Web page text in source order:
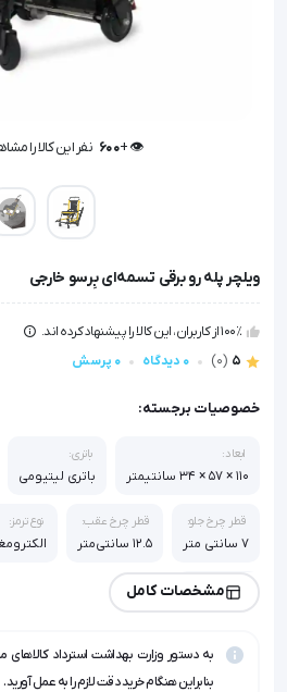
👁️ +
600 نفر این کالا را
ویلچر پله رو برقی تسمه‌ای بِرسو خارجی
100٪ از کاربران، این کالا را پیشنهاد کرده اند.
5
(0) 0 دیدگاه 0 پرسش
خصوصیات برجسته:
ابعاد:
110 × 57 × 34 سانتیمتر
باتری:
باتری لیتیومی
قطر چرخ جلو:
7 سانتی متر
قطر چرخ عقب:
12.5 سانتی‌متر
نوع ترمز:
وزن خالص:
30 کیلوگرم
مشخصات کامل
به دستور وزارت بهداشت استرداد
بنابراین هنگام خرید دقت لازم را به عمل آورید.